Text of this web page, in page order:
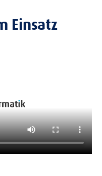
Einsatz